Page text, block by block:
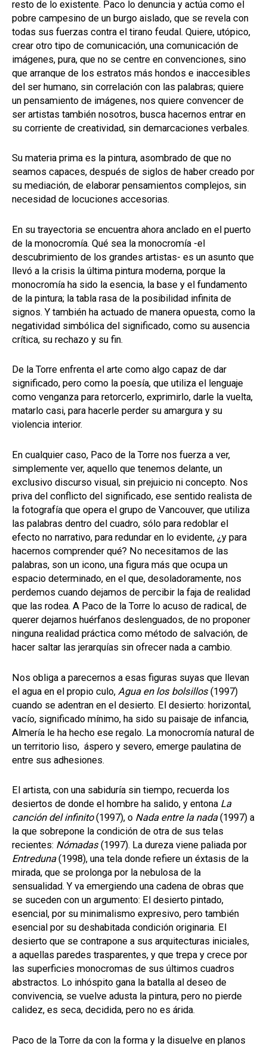
resto de lo existente. Paco lo denuncia y actúa como el
pobre campesino de un burgo aislado, que se revela con
todas sus fuerzas contra el tirano feudal. Quiere, utópico,
crear otro tipo de comunicación, una comunicación de
imágenes, pura, que no se centre en convenciones, sino
que arranque de los estratos más hondos e inaccesibles
del ser humano, sin correlación con las palabras; quiere
un pensamiento de imágenes, nos quiere convencer de
ser artistas también nosotros, busca hacernos entrar en
su corriente de creatividad, sin demarcaciones verbales.
Su materia prima es la pintura, asombrado de que no
seamos capaces, después de siglos de haber creado por
su mediación, de elaborar pensamientos complejos, sin
necesidad de locuciones accesorias.
En su trayectoria se encuentra ahora anclado en el puerto
de la monocromía. Qué sea la monocromía -el
descubrimiento de los grandes artistas- es un asunto que
llevó a la crisis la última pintura moderna, porque la
monocromía ha sido la esencia, la base y el fundamento
de la pintura; la tabla rasa de la posibilidad infinita de
signos. Y también ha actuado de manera opuesta, como la
negatividad simbólica del significado, como su ausencia
crítica, su rechazo y su fin.
De la Torre enfrenta el arte como algo capaz de dar
significado, pero como la poesía, que utiliza el lenguaje
como venganza para retorcerlo, exprimirlo, darle la vuelta,
matarlo casi, para hacerle perder su amargura y su
violencia interior.
En cualquier caso, Paco de la Torre nos fuerza a ver,
simplemente ver, aquello que tenemos delante, un
exclusivo discurso visual, sin prejuicio ni concepto. Nos
priva del conflicto del significado, ese sentido realista de
la fotografía que opera el grupo de Vancouver, que utiliza
las palabras dentro del cuadro, sólo para redoblar el
efecto no narrativo, para redundar en lo evidente, ¿y para
hacernos comprender qué? No necesitamos de las
palabras, son un icono, una figura más que ocupa un
espacio determinado, en el que, desoladoramente, nos
perdemos cuando dejamos de percibir la faja de realidad
que las rodea. A Paco de la Torre lo acuso de radical, de
querer dejarnos huérfanos deslenguados, de no proponer
ninguna realidad práctica como método de salvación, de
hacer saltar las jerarquías sin ofrecer nada a cambio.
Nos obliga a parecernos a esas figuras suyas que llevan
el agua en el propio culo, Agua en los bolsillos(1997)
cuando se adentran en el desierto. El desierto: horizontal,
vacío, significado mínimo, ha sido su paisaje de infancia,
Almería le ha hecho ese regalo. La monocromía natural de
un territorio liso, áspero y severo, emerge paulatina de
entre sus adhesiones.
El artista, con una sabiduría sin tiempo, recuerda los
desiertos de donde el hombre ha salido, y entona La
canción del infinito(1997), o Nada entre la nada(1997) a
la que sobrepone la condición de otra de sus telas
recientes: Nómadas(1997). La dureza viene paliada por
Entreduna(1998), una tela donde refiere un éxtasis de la
mirada, que se prolonga por la nebulosa de la
sensualidad. Y va emergiendo una cadena de obras que
se suceden con un argumento: El desierto pintado,
esencial, por su minimalismo expresivo, pero también
esencial por su deshabitada condición originaria. El
desierto que se contrapone a sus arquitecturas iniciales,
a aquellas paredes trasparentes, y que trepa y crece por
las superficies monocromas de sus últimos cuadros
abstractos. Lo inhóspito gana la batalla al deseo de
convivencia, se vuelve adusta la pintura, pero no pierde
calidez, es seca, decidida, pero no es árida.
Paco de la Torre da con la forma y la disuelve en planos